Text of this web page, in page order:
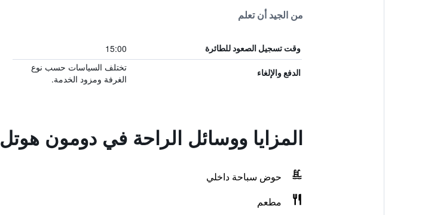
من الجيد أن تعلم
وقت تسجيل الصعود للطائرة 15:00
الدفع والإلغاء
تختلف السياسات حسب نوع
الغرفة ومزود الخدمة.
المزايا ووسائل الراحة في دومون هوتل
حوض سباحة داخلي
مطعم